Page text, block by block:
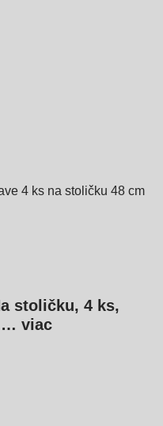
stoličku, 4 ks,
… viac